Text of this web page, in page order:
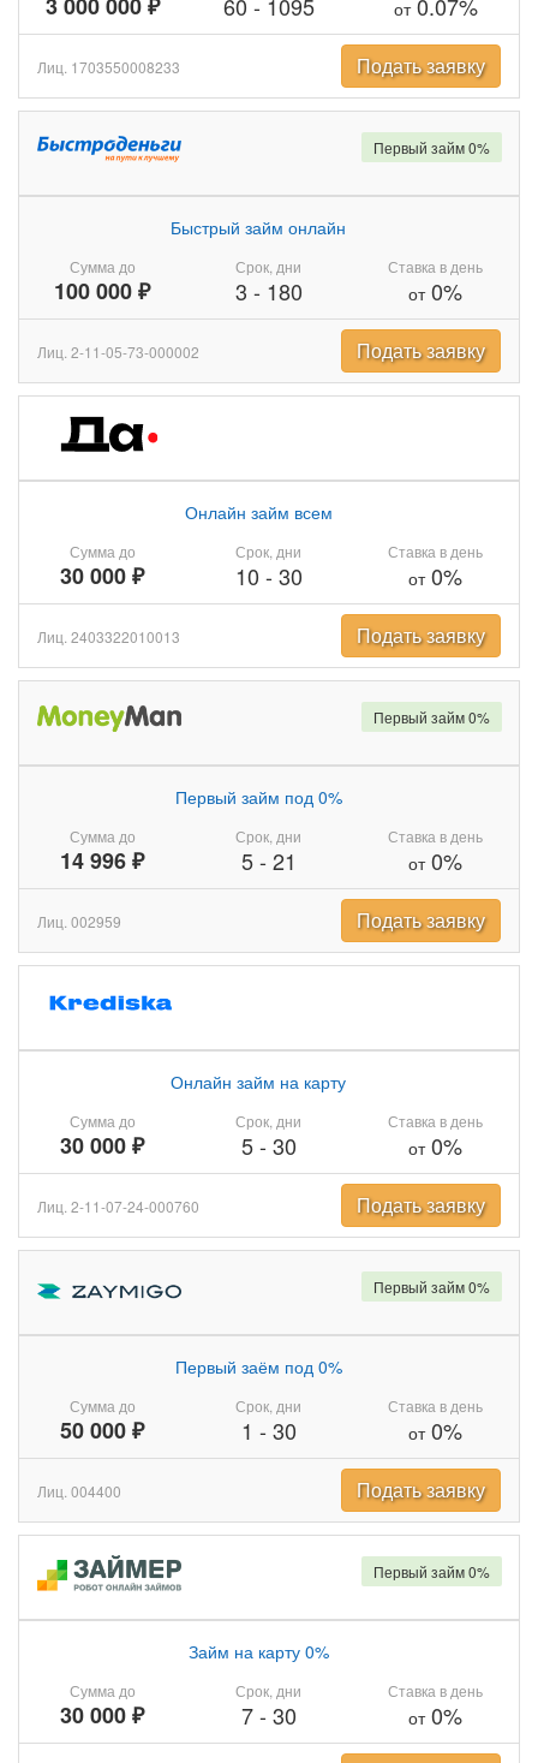
от
Лиц. 1703550008233 Подать заявку
Сумма до
100 000 ₽
Быстрый займ онлайн
Срок, дни
3 - 180
Ставка в день
от0%
Первый займ 0%
Лиц. 2-11-05-73-000002 Подать заявку
Сумма до
30 000 ₽
Онлайн займ всем
Срок, дни
10 - 30
Ставка в день
от0%
Лиц. 2403322010013 Подать заявку
Сумма до
14 996 ₽
Первый займ под 0%
Срок, дни
5- 21
Ставка в день
от0%
Первый займ 0%
Лиц. 002959 Подать заявку
Сумма до
30 000 ₽
Онлайн займ на карту
Срок, дни
5- 30
Ставка в день
от0%
Лиц. 2-11-07-24-000760 Подать заявку
Сумма до
50 000 ₽
Первый заём под 0%
Срок, дни
1 - 30
Ставка в день
от0%
Первый займ 0%
Лиц. 004400 Подать заявку
Сумма до
30 000 ₽
Займ на карту 0%
Срок, дни
7- 30
Ставка в день
от0%
Первый займ 0%